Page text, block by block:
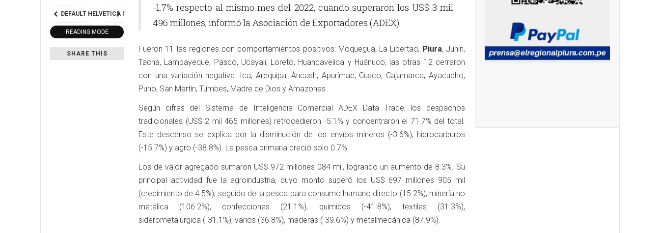
DEFAULT HELVETICA SEGOE TIMES
READING MODE
SHARE THIS
-1.7% respecto al mismo mes del 2022, cuando superaron los US$ 3 mil
496 millones, informó la Asociación de Exportadores (ADEX).
Fueron 11 las regiones con comportamientos positivos: Moquegua, La Libertad, Piura, Junín,
Tacna, Lambayeque, Pasco, Ucayali, Loreto, Huancavelica y Huánuco; las otras 12 cerraron
con una variación negativa: Ica, Arequipa, Áncash, Apurímac, Cusco, Cajamarca, Ayacucho,
Puno, San Martín, Tumbes, Madre de Dios y Amazonas.
Según cifras del Sistema de Inteligencia Comercial ADEX Data Trade, los despachos
tradicionales (US$ 2 mil 465 millones) retrocedieron -5.1% y concentraron el 71.7% del total.
Este descenso se explica por la disminución de los envíos mineros (-3.6%), hidrocarburos
(-15.7%) y agro (-38.8%). La pesca primaria creció solo 0.7%.
Los de valor agregado sumaron US$ 972 millones 084 mil, logrando un aumento de 8.3%. Su
principal actividad fue la agroindustria, cuyo monto superó los US$ 697 millones 905 mil
(crecimiento de 4.5%), seguido de la pesca para consumo humano directo (15.2%), minería no
metálica (106.2%), confecciones (21.1%), químicos (-41.8%), textiles (31.3%),
siderometalúrgica (-31.1%), varios (36.8%), maderas (-39.6%) y metalmecánica (87.9%).